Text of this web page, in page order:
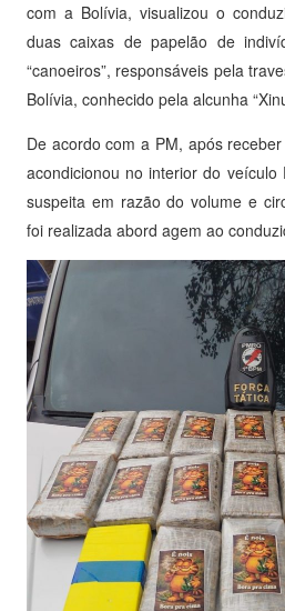
com a Bolívia, visualizou o
duas caixas de papelão de
“canoeiros”, responsáveis pela
Bolívia, conhecido pela alcunha
De acordo com a PM, após
acondicionou no interior do veículo
suspeita em razão do volume e
foi realizada abord agem ao